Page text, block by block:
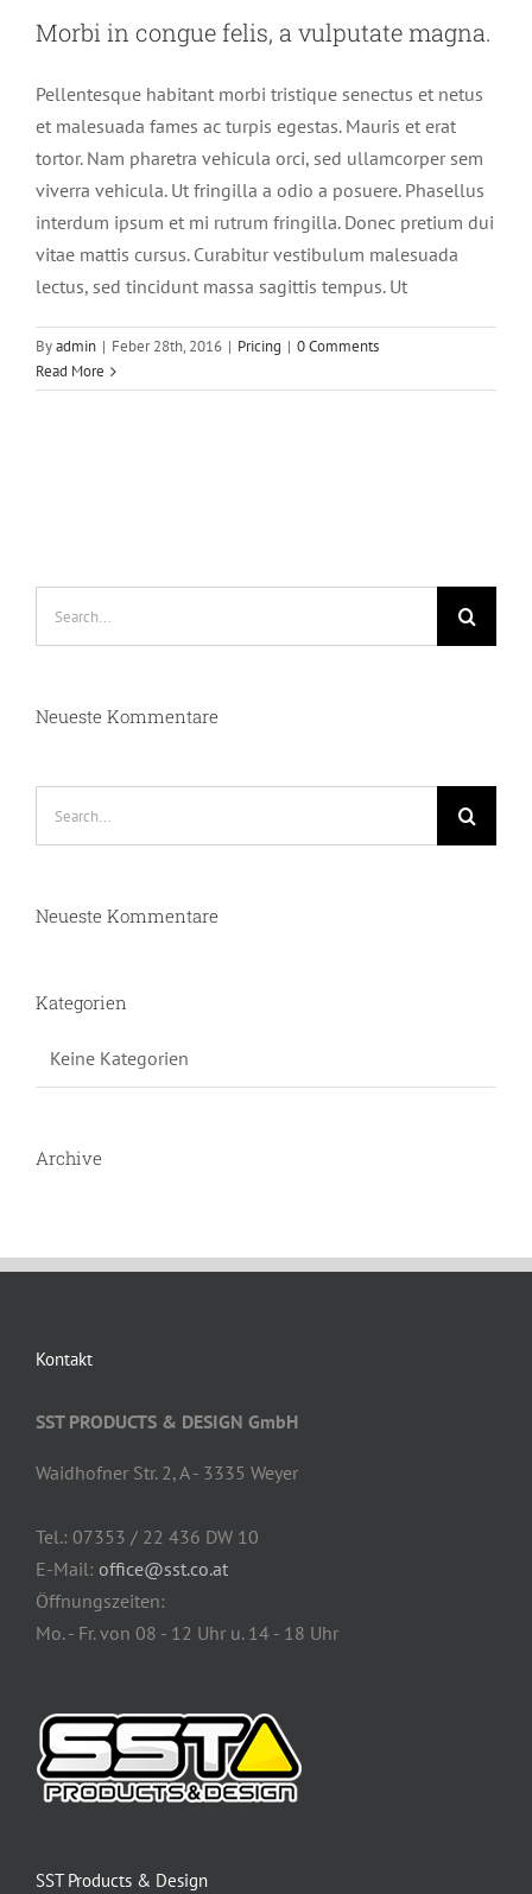
Morbi in congue felis, a vulputate magna.
Pellentesque habitant morbi tristique senectus et netus
et malesuada fames ac turpis egestas. Mauris et erat
tortor. Nam pharetra vehicula orci, sed ullamcorper sem
viverra vehicula. Ut fringilla a odio a posuere. Phasellus
interdum ipsum et mi rutrum fringilla. Donec pretium dui
vitae mattis cursus. Curabitur vestibulum malesuada
lectus, sed tincidunt massa sagittis tempus. Ut
Byadmin | Feber 28th, 2016 | Pricing | 0 Comments
Read More
Neueste Kommentare
Neueste Kommentare
Kategorien
Keine Kategorien
Archive
Kontakt
SST PRODUCTS & DESIGN GmbH
Waidhofner Str. 2, A - 3335 Weyer
Tel.: 07353 / 22 436 DW 10
E-Mail: office@sst.co.at
Öffnungszeiten:
Mo. - Fr. von 08 - 12 Uhr u. 14 - 18 Uhr
SST Products & Design